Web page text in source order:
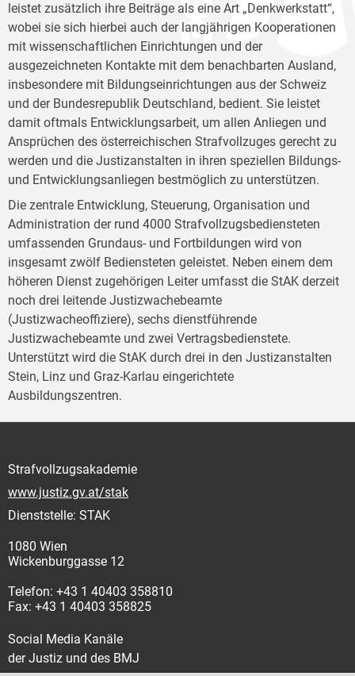
leistet zusätzlich ihre Beiträge als eine Art „Denkwerkstatt“,
wobei sie sich hierbei auch der langjährigen Kooperationen
mit wissenschaftlichen Einrichtungen und der
ausgezeichneten Kontakte mit dem benachbarten Ausland,
insbesondere mit Bildungseinrichtungen aus der Schweiz
und der Bundesrepublik Deutschland, bedient. Sie leistet
damit oftmals Entwicklungsarbeit, um allen Anliegen und
Ansprüchen des österreichischen Strafvollzuges gerecht zu
werden und die Justizanstalten in ihren speziellen Bildungs-
und Entwicklungsanliegen bestmöglich zu unterstützen.
Die zentrale Entwicklung, Steuerung, Organisation und
Administration der rund 4000 Strafvollzugsbediensteten
umfassenden Grundaus- und Fortbildungen wird von
insgesamt zwölf Bediensteten geleistet. Neben einem dem
höheren Dienst zugehörigen Leiter umfasst die StAK derzeit
noch drei leitende Justizwachebeamte
(Justizwacheoffiziere), sechs dienstführende
Justizwachebeamte und zwei Vertragsbedienstete.
Unterstützt wird die StAK durch drei in den Justizanstalten
Stein, Linz und Graz-Karlau eingerichtete
Ausbildungszentren.
Strafvollzugsakademie
www.justiz.gv.at/stak
Dienststelle: STAK
1080 Wien
Wickenburggasse 12
Telefon: +43 1 40403 358810
Fax: +43 1 40403 358825
Social Media Kanäle
der Justiz und des BMJ